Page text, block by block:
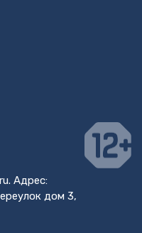
Адрес:
дом 3,